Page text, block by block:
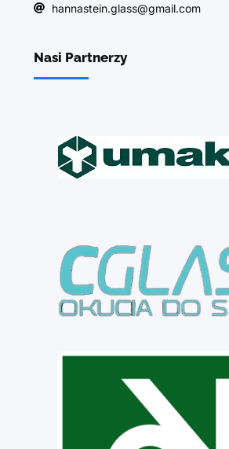
hannastein.glass@gmail.com
Nasi Partnerzy